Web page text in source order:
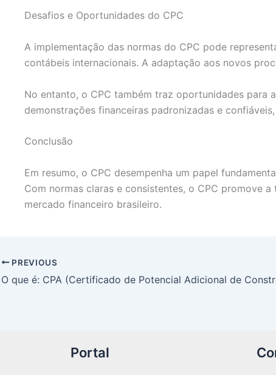
Desafios e Oportunidades do CPC
A implementação das normas do CPC pode
contábeis internacionais. A adaptação aos novos
No entanto, o CPC também traz oportunidades para
demonstrações financeiras padronizadas e
Conclusão
Em resumo, o CPC desempenha um papel
Com normas claras e consistentes, o CPC promove
mercado financeiro brasileiro.
PREVIOUS
O que é: CPA (Certificado de Potencial Adicional de
Portal